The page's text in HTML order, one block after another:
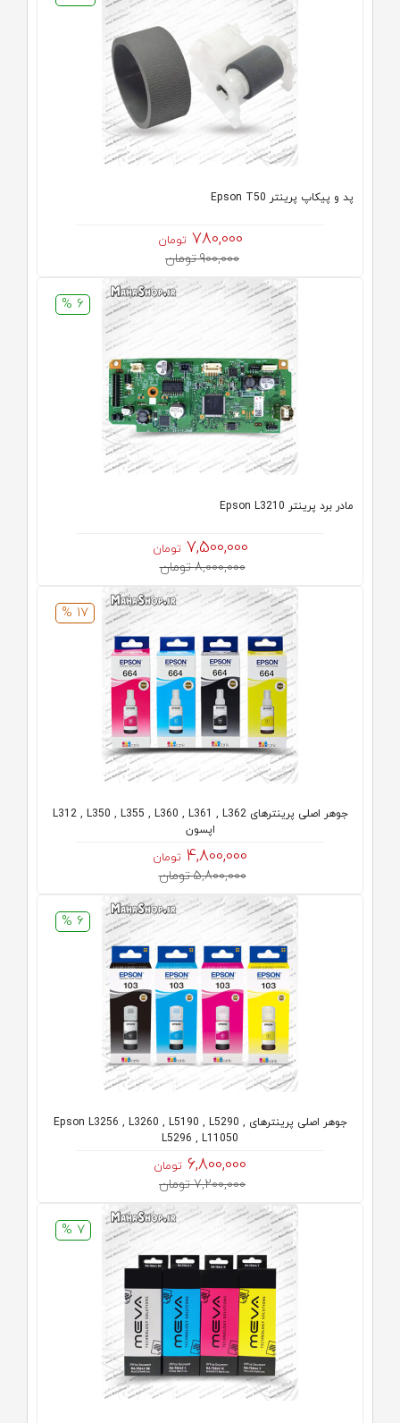
پد و پیکاپ پرینتر Epson T50
780,000 تومان
900,000 تومان
6 %
مادر برد پرینتر Epson L3210
7,500,000 تومان
8,000,000 تومان
17 %
جوهر اصلی پرینترهای L312 , L350 , L355 , L360 , L361 , L362
اپسون
4,800,000 تومان
5,800,000 تومان
6 %
جوهر اصلی پرینترهای Epson L3256 , L3260 , L5190 , L5290 ,
L5296 , L11050
6,800,000 تومان
7,200,000 تومان
7 %